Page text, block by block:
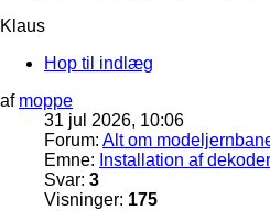
Klaus
Hop til indlæg
af moppe
31 jul 2026, 10:06
Forum: Alt om
Emne: Installation af
Svar: 3
Visninger: 175